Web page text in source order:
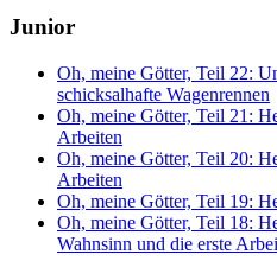
Junior
Oh, meine Götter, Teil 22:
schicksalhafte Wagenrennen
Oh, meine Götter, Teil 21:
Arbeiten
Oh, meine Götter, Teil 20:
Arbeiten
Oh, meine Götter, Teil 19:
Oh, meine Götter, Teil 18:
Wahnsinn und die erste